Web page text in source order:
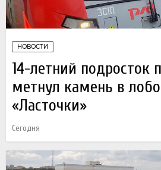
НОВОСТИ
14-летний подросток
метнул камень в
«Ласточки»
Сегодня